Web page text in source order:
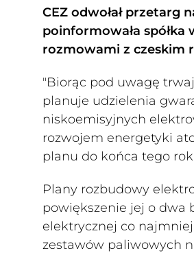
CEZ odwołał
poinformowała
rozmowami z czeskim
"Biorąc pod uwagę
planuje udzielenia
niskoemisyjnych
rozwojem energetyki
planu do końca tego
Plany rozbudowy
powiększenie jej o dwa
elektrycznej co
zestawów paliwowych